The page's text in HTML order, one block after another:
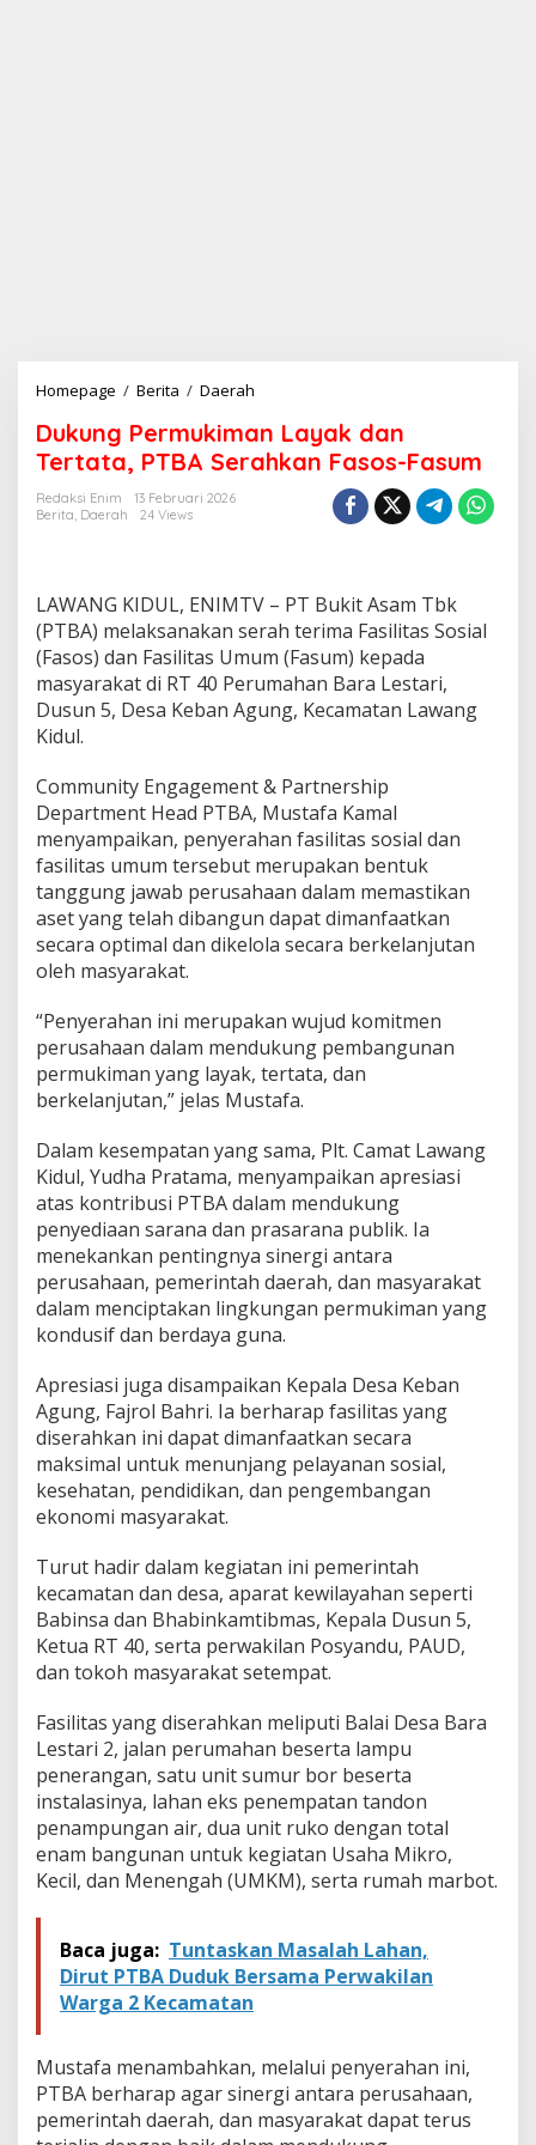
Homepage / Berita / Daerah
k
u
n
u
k
m
a
n
y
a
k
d
a
n
e
r
t
a
,
P
T
A
S
e
r
a
h
k
a
n
F
s
o
s
-
F
a
Dukung Permukiman Layak dan
Tertata, PTBA Serahkan Fasos-Fasum
Redaksi Enim
13 Februari 2026
Berita, Daerah 24 Views
LAWANG KIDUL, ENIMTV – PT Bukit Asam Tbk
(PTBA) melaksanakan serah terima Fasilitas Sosial
(Fasos) dan Fasilitas Umum (Fasum) kepada
masyarakat di RT 40 Perumahan Bara Lestari,
Dusun 5, Desa Keban Agung, Kecamatan Lawang
Kidul.
Community Engagement & Partnership
Department Head PTBA, Mustafa Kamal
menyampaikan, penyerahan fasilitas sosial dan
fasilitas umum tersebut merupakan bentuk
tanggung jawab perusahaan dalam memastikan
aset yang telah dibangun dapat dimanfaatkan
secara optimal dan dikelola secara berkelanjutan
oleh masyarakat.
“Penyerahan ini merupakan wujud komitmen
perusahaan dalam mendukung pembangunan
permukiman yang layak, tertata, dan
berkelanjutan,” jelas Mustafa.
Dalam kesempatan yang sama, Plt. Camat Lawang
Kidul, Yudha Pratama, menyampaikan apresiasi
atas kontribusi PTBA dalam mendukung
penyediaan sarana dan prasarana publik. Ia
menekankan pentingnya sinergi antara
perusahaan, pemerintah daerah, dan masyarakat
dalam menciptakan lingkungan permukiman yang
kondusif dan berdaya guna.
Apresiasi juga disampaikan Kepala Desa Keban
Agung, Fajrol Bahri. Ia berharap fasilitas yang
diserahkan ini dapat dimanfaatkan secara
maksimal untuk menunjang pelayanan sosial,
kesehatan, pendidikan, dan pengembangan
ekonomi masyarakat.
Turut hadir dalam kegiatan ini pemerintah
kecamatan dan desa, aparat kewilayahan seperti
Babinsa dan Bhabinkamtibmas, Kepala Dusun 5,
Ketua RT 40, serta perwakilan Posyandu, PAUD,
dan tokoh masyarakat setempat.
Fasilitas yang diserahkan meliputi Balai Desa Bara
Lestari 2, jalan perumahan beserta lampu
penerangan, satu unit sumur bor beserta
instalasinya, lahan eks penempatan tandon
penampungan air, dua unit ruko dengan total
enam bangunan untuk kegiatan Usaha Mikro,
Kecil, dan Menengah (UMKM), serta rumah marbot.
Baca juga: Tuntaskan Masalah Lahan,
Dirut PTBA Duduk Bersama Perwakilan
Warga 2 Kecamatan
Mustafa menambahkan, melalui penyerahan ini,
PTBA berharap agar sinergi antara perusahaan,
pemerintah daerah, dan masyarakat dapat terus